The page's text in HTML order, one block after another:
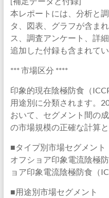
本レポートには、分析と
タ、図表、グラフが含ま
ス、調査アンケート、詳
追加した付録も含まれてい
*** 市場区分 ****
印象的現在陰極防食（
用途別に分類されます。
おいて、セグメント間の
の市場規模の正確な計算
■タイプ別市場セグメント
オフショア印象電流陰極
ョア印象電流陰極防食（
■用途別市場セグメント